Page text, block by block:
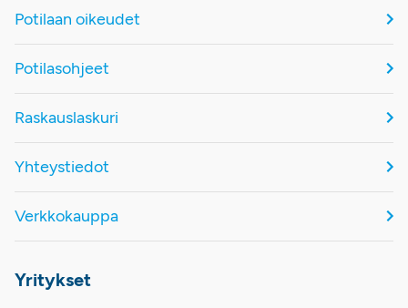
Potilaan oikeudet
Potilasohjeet
Raskauslaskuri
Yhteystiedot
Verkkokauppa
Yritykset